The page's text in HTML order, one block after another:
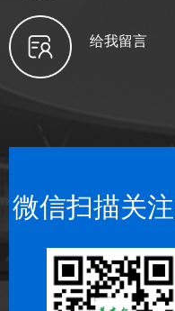
给我留言
微信扫描关